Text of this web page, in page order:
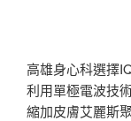
高雄身心科選擇
利用單極電波技
縮加皮膚艾麗斯